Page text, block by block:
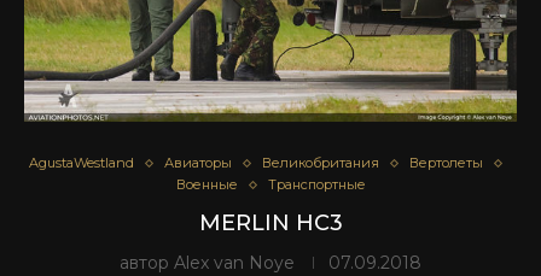
AgustaWestland Авиаторы Великобритания
Вертолеты
Военные
Транспортные
MERLIN HC3
автор Alex van Noye 07.09.2018